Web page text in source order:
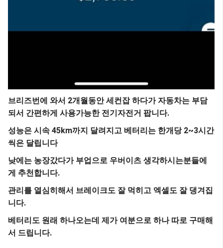
브리즈번에 와서 2개월동안 세컨잡 하다가 자동차는 부담
되서 간편하게 사용가능한 전기자전거 팝니다.
성능은 시속 45km까지 달려지고 베터리는 한개당 2~3시간
씩은 달립니다
낮에는 농장갔다가 부업으로 우버이츠 생각하시는분들에
게 추천합니다.
관리를 열심히해서 브레이크도 잘 먹히고 엑셀도 잘 댕겨집
니다.
베터리도 원래 하나오는데 제가 여분으로 하나 따로 구매해
서 드립니다.